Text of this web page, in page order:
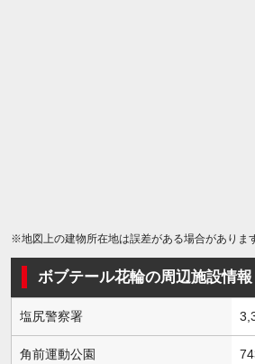
※地図上の建物所在地は誤差がある場合がありま
ボブテール花輪の周辺施設情報
塩尻警察署
角前運動公園